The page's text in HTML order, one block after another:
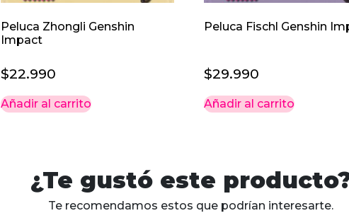
Peluca Zhongli Genshin
Impact
$22.990
Añadir al carrito
Peluca Fischl Genshin
$29.990
Añadir al carrito
¿Te gustó este
Te recomendamos estos que podrían interesarte.